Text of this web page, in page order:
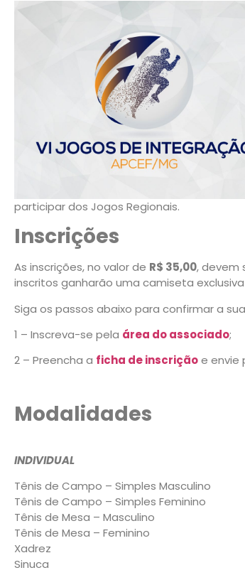
participar dos Jogos Regionais.
Inscrições
As inscrições, no valor de R$ 35,00, devem
inscritos ganharão uma camiseta
Siga os passos abaixo para confirmar a
1 – Inscreva-se pela área do associado;
2 – Preencha a ficha de inscriçãoe envie
Modalidades
INDIVIDUAL
Tênis de Campo – Simples Masculino
Tênis de Campo – Simples Feminino
Tênis de Mesa – Masculino
Tênis de Mesa – Feminino
Xadrez
Sinuca